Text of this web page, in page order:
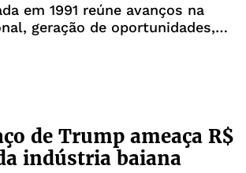
em 1991 reúne avanços na
geração de oportunidades,
de Trump ameaça R$
indústria baiana